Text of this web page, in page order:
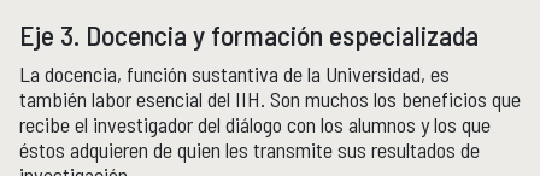
Eje 3. Docencia y formación especializada
La docencia, función sustantiva de la Universidad, es
también labor esencial del IIH. Son muchos los beneficios que
recibe el investigador del diálogo con los alumnos y los que
éstos adquieren de quien les transmite sus resultados de